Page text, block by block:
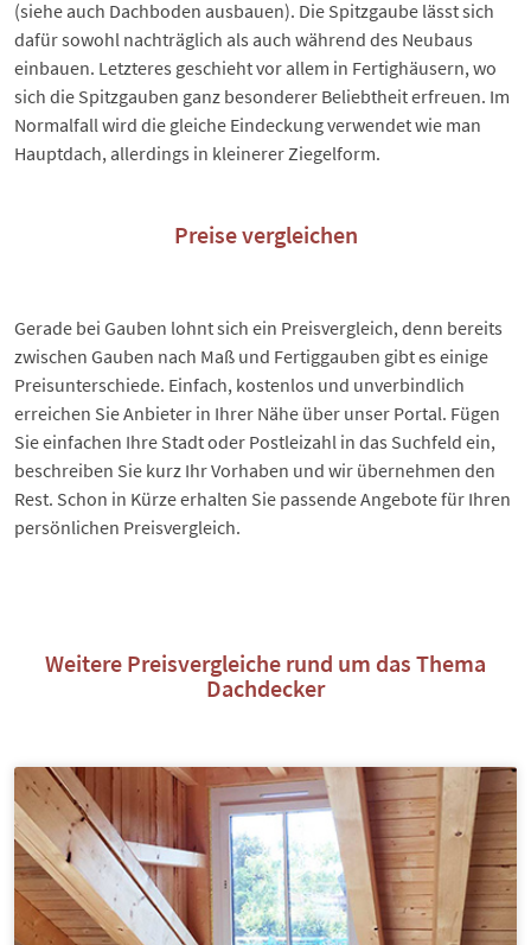
(siehe auch Dachboden ausbauen). Die Spitzgaube lässt sich
dafür sowohl nachträglich als auch während des Neubaus
einbauen. Letzteres geschieht vor allem in Fertighäusern, wo
sich die Spitzgauben ganz besonderer Beliebtheit erfreuen. Im
Normalfall wird die gleiche Eindeckung verwendet wie man
Hauptdach, allerdings in kleinerer Ziegelform.
Preise vergleichen
Gerade bei Gauben lohnt sich ein Preisvergleich, denn bereits
zwischen Gauben nach Maß und Fertiggauben gibt es einige
Preisunterschiede. Einfach, kostenlos und unverbindlich
erreichen Sie Anbieter in Ihrer Nähe über unser Portal. Fügen
Sie einfachen Ihre Stadt oder Postleizahl in das Suchfeld ein,
beschreiben Sie kurz Ihr Vorhaben und wir übernehmen den
Rest. Schon in Kürze erhalten Sie passende Angebote für Ihren
persönlichen Preisvergleich.
Weitere Preisvergleiche rund um das Thema
Dachdecker